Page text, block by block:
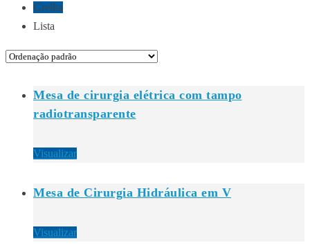
Grelha
Lista
Mesa de cirurgia elétrica com tampo
radiotransparente
Visualizar
Mesa de Cirurgia Hidráulica em V
Visualizar